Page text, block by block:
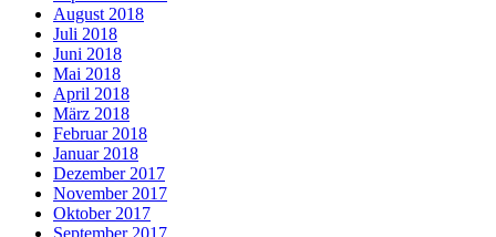
August 2018
Juli 2018
Juni 2018
Mai 2018
April 2018
März 2018
Februar 2018
Januar 2018
Dezember 2017
November 2017
Oktober 2017